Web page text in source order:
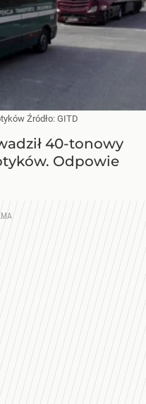
Źródło: GITD
40-tonowy
Odpowie